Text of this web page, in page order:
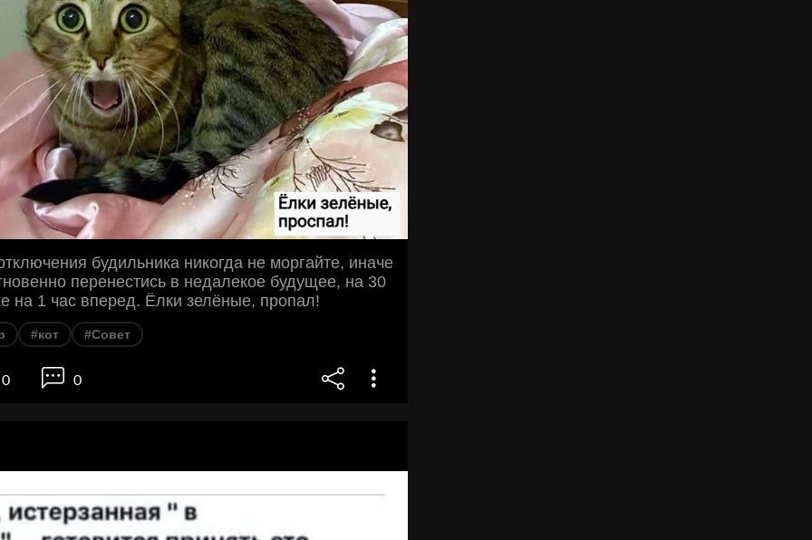
будильника никогда не моргайте, иначе
перенестись в недалекое будущее, на 30
на 1 час вперед. Ёлки зелёные, пропал!
#кот #Совет
0 0